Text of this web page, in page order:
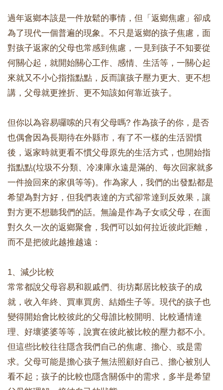
過年返鄉本該是一件放鬆的事情，但「返鄉焦慮」卻成
為了現代一個普遍的現象。不只是返鄉的孩子焦慮，面
對孩子返家的父母也常感到焦慮，一見到孩子不知要從
何關心起，就開始關心工作、感情、生活等，一關心起
來就又不小心指指點點，反而讓孩子壓力更大、更不想
講，父母就更挫折、更不知該如何靠近孩子。
但你以為容易囉嗦的只有父母嗎? 作為孩子的你，是否
也偶會因為長期待在外縣市，有了不一樣的生活習慣
後，返家時就更看不慣父母原先的生活方式，也開始指
指點點(垃圾不分類、冷凍庫永遠是滿的、每次回家就多
一件撿回來的家俱等等)。作為家人，我們的出發點都是
希望為對方好，但我們表達的方式卻常達到反效果，讓
對方更不想聽我們的話。無論是作為子女或父母，在面
對久久一次的返鄉聚會，我們可以如何拉近彼此距離，
而不是把彼此越推越遠：
1、減少比較
常常都說父母容易和親戚們、街坊鄰居比較孩子的成
就，收入年終、買車買房、結婚生子等。現代的孩子也
變得開始會比較彼此的父母誰比較開明、比較通情達
理、好壞婆婆等等，說實在彼此被比較的壓力都不小。
但這些比較往往隱含我們自己的焦慮、擔心、或是需
求。父母可能是擔心孩子無法照顧好自己、擔心被別人
看不起；孩子的比較也隱含關係中的需求，多半是希望